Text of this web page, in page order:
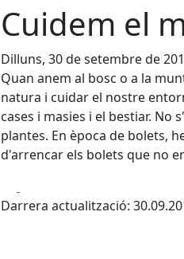
Cuidem el
Dilluns, 30 de setembre de
Quan anem al bosc o a la
natura i cuidar el nostre
cases i masies i el bestiar.
plantes. En època de bolets,
d'arrencar els bolets que no
Darrera actualització: